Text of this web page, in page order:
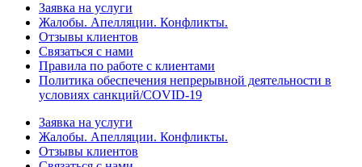
Заявка на услуги
Жалобы. Апелляции. Конфликты.
Отзывы клиентов
Связаться с нами
Правила по работе с клиентами
Политика обеспечения непрерывной деятельности в
условиях санкций/COVID-19
Заявка на услуги
Жалобы. Апелляции. Конфликты.
Отзывы клиентов